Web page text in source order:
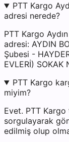
PTT Kargo
adresi nerede?
PTT Kargo
adresi: AYDIN
Şubesi -
EVLERİ) SOKAK
PTT Kargo
miyim?
Evet. PTT Kargo
sorgulayarak
edilmiş olup